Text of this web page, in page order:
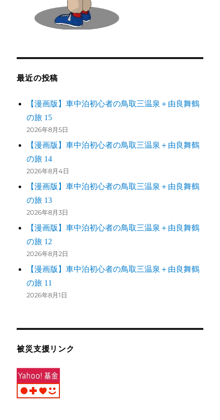
最近の投稿
【漫画版】車中泊初心者の鳥取三温泉＋由良舞鶴
の旅 15
2026年8月5日
【漫画版】車中泊初心者の鳥取三温泉＋由良舞鶴
の旅 14
2026年8月4日
【漫画版】車中泊初心者の鳥取三温泉＋由良舞鶴
の旅 13
2026年8月3日
【漫画版】車中泊初心者の鳥取三温泉＋由良舞鶴
の旅 12
2026年8月2日
【漫画版】車中泊初心者の鳥取三温泉＋由良舞鶴
の旅 11
2026年8月1日
被災支援リンク